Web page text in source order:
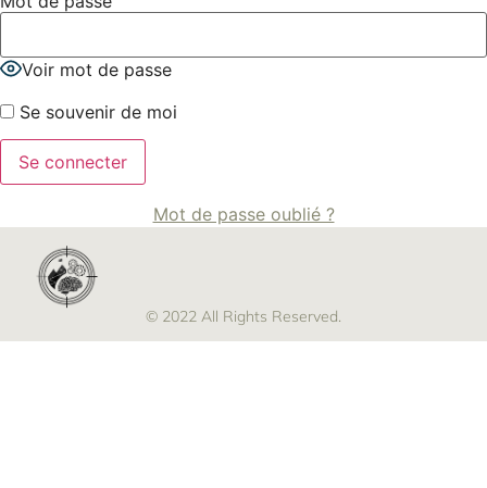
Voir mot de passe
Se souvenir de moi
Mot de passe oublié ?
© 2022 All Rights Reserved.